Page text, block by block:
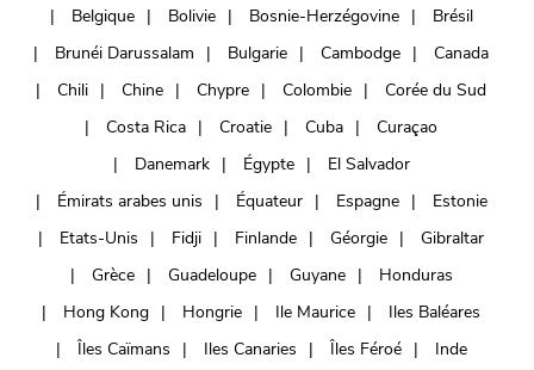
Belgique
Bolivie Bosnie-Herzégovine
Brésil
Brunéi Darussalam
Bulgarie Cambodge
Canada
Chili
Chine Chypre Colombie
Corée du Sud
Costa Rica
Croatie Cuba
Curaçao
Danemark
Égypte
El Salvador
Émirats arabes unis
Équateur Espagne
Estonie
Etats-Unis
Fidji Finlande Géorgie
Gibraltar
Grèce
Guadeloupe Guyane
Honduras
Hong Kong
Hongrie Ile Maurice
Iles Baléares
Îles Caïmans
Iles Canaries Îles Féroé
Inde